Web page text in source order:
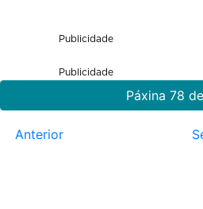
Publicidade
Publicidade
Páxina 78
Anterior